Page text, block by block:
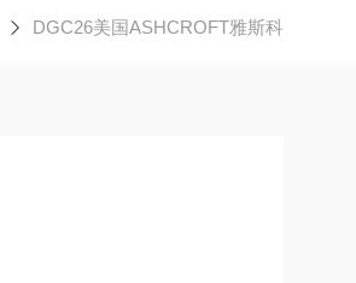
DGC26美国ASHCROFT雅斯科